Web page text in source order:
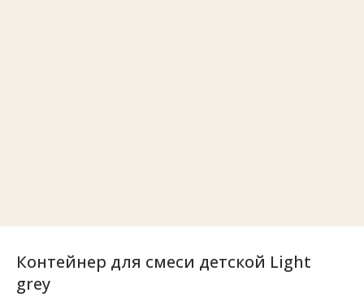
Контейнер для смеси детской Light
grey